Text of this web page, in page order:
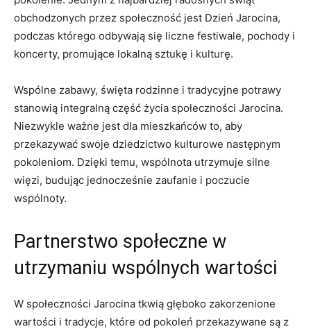
obchodzonych przez społeczność​ jest Dzień ‍Jarocina,‌
podczas⁢ którego odbywają się liczne festiwale, pochody i
koncerty, promujące lokalną sztukę i kulturę.
Wspólne zabawy, święta rodzinne i ‍tradycyjne potrawy
stanowią integralną część życia⁤ społeczności⁢ Jarocina.⁢
Niezwykle ważne jest dla mieszkańców to, aby
przekazywać swoje dziedzictwo kulturowe następnym
pokoleniom.‌ Dzięki temu, wspólnota utrzymuje silne
więzi, budując‍ jednocześnie ​zaufanie i ⁣poczucie
wspólnoty.
Partnerstwo⁤ społeczne⁣ w
utrzymaniu wspólnych wartości
W społeczności Jarocina tkwią głęboko zakorzenione
wartości i tradycje,​ które od pokoleń​ przekazywane są z